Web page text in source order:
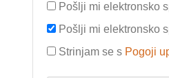
Pošlji mi elektronsko
Pošlji mi elektronsko
Strinjam se s Pogoji